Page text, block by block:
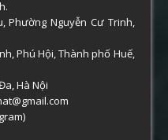
Phường Nguyễn Cư Trinh,
Phú Hội, Thành phố Huế,
Hà Nội